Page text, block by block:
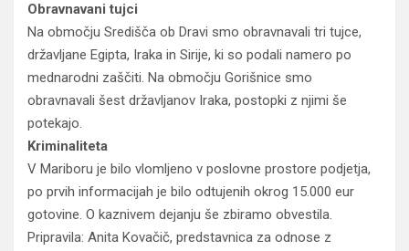
Obravnavani tujci
Na območju Središča ob Dravi smo obravnavali tri tujce,
državljane Egipta, Iraka in Sirije, ki so podali namero po
mednarodni zaščiti. Na območju Gorišnice smo
obravnavali šest državljanov Iraka, postopki z njimi še
potekajo.
Kriminaliteta
V Mariboru je bilo vlomljeno v poslovne prostore podjetja,
po prvih informacijah je bilo odtujenih okrog 15.000 eur
gotovine. O kaznivem dejanju še zbiramo obvestila.
Pripravila: Anita Kovačič, predstavnica za odnose z